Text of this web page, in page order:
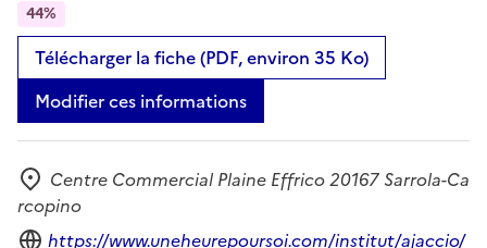
44%
Télécharger la fiche (PDF, environ 35 Ko)
Modifier ces informations
Adresse
Centre Commercial Plaine Effrico 20167 Sarrola-Ca
rcopino
Site internet
https://www.uneheurepoursoi.com/institut/ajaccio/